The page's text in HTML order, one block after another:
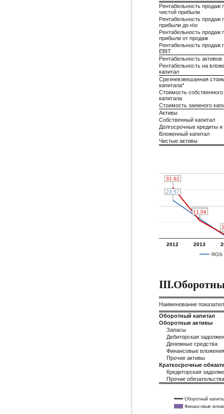
Рентабельность продаж
чистой прибыли
Рентабельность продаж
прибыли до н\о
Рентабельность продаж
прибыли от продаж
Рентабельность продаж
EBIT
Рентабельность активов
Рентабельность на
капитал
Срезневзвешанная
капитала*
Стоимость собственного
капитала
Стоимость заемного
Активы
Собственный капитал
Долгосрочные кредиты
Вложенный капитал
Чистые активы
ROS
2012 2013
23.57
23.57
12.21
12.21
31.62
31.62
11.04
11.04
Наименование
Оборотный капитал
Оборотные активы
Запасы
Дебиторская
Денежные средства
Финансовые вложения
Прочие активы
Краткосрочные
Кредиторская
Прочие обязательства
Оборотный
Финансовые